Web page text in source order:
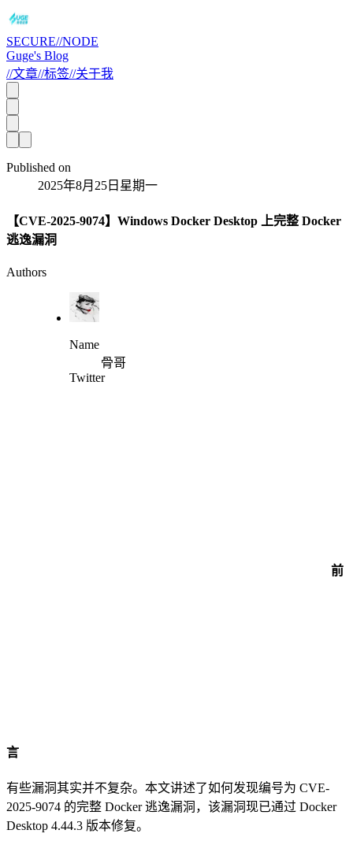
SECURE//NODE
Guge's Blog
//文章//标签//关于我
Published on
2025年8月25日星期一
【CVE-2025-9074】Windows Docker Desktop 上完整 Docker
逃逸漏洞
Authors
Name
骨哥
Twitter
前
言
有些漏洞其实并不复杂。本文讲述了如何发现编号为 CVE-
2025-9074 的完整 Docker 逃逸漏洞，该漏洞现已通过 Docker
Desktop 4.44.3 版本修复。